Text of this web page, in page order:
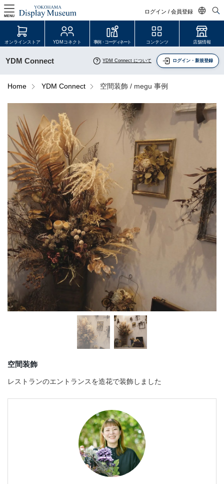
ログイン / 会員登録
日本語
中文简体
MENU
ログイン・会員登録
オンラインストア
YDM Connect
会員登録・取引申請
リンク
JDCA(ディスプレイスクール)
店舗情報・営業日
会社情報
採用情報
お問い合わせ
プライバシーポリシー
オンラインストア YDMコネクト 事例・コーディネート コンテンツ 店舗情報
YDM Connect YDM Connect について ログイン・新規登録
Home YDM Connect 空間装飾 / megu 事例
空間装飾
レストランのエントランスを造花で装飾しました